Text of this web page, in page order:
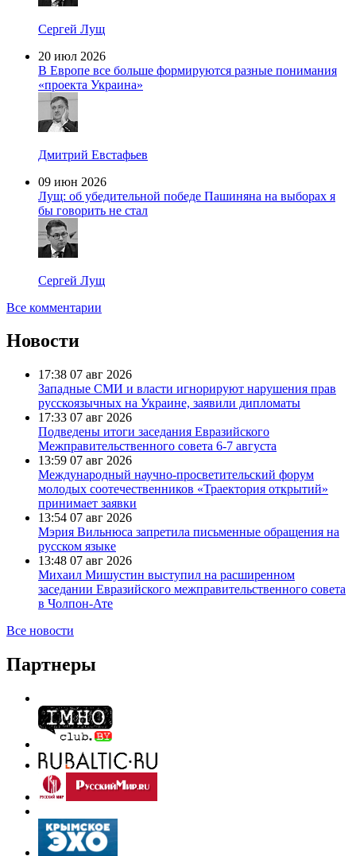
Сергей Лущ
20 июл 2026
В Европе все больше формируются разные понимания
«проекта Украина»
Дмитрий Евстафьев
09 июн 2026
Лущ: об убедительной победе Пашиняна на выборах я
бы говорить не стал
Сергей Лущ
Все комментарии
Новости
17:38 07 авг 2026
Западные СМИ и власти игнорируют нарушения прав
русскоязычных на Украине, заявили дипломаты
17:33 07 авг 2026
Подведены итоги заседания Евразийского
Межправительственного совета 6-7 августа
13:59 07 авг 2026
Международный научно-просветительский форум
молодых соотечественников «Траектория открытий»
принимает заявки
13:54 07 авг 2026
Мэрия Вильнюса запретила письменные обращения на
русском языке
13:48 07 авг 2026
Михаил Мишустин выступил на расширенном
заседании Евразийского межправительственного совета
в Чолпон-Ате
Все новости
Партнеры